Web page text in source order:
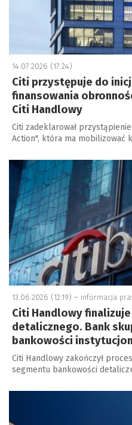
14.07.2026 (17:24)
Citi przystępuje do
finansowania
Citi Handlowy
Citi zadeklarował
Action", która ma mobilizować
a
13.06.2026 (12:19) – informacja
Citi Handlowy
detalicznego. Bank
bankowości
Citi Handlowy zakończył
segmentu bankowości
a